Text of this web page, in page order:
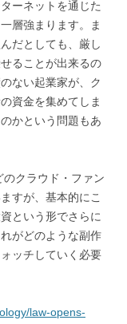
ーネットを通じた
層強まります。ま
だとしても、厳し
ることが出来るの
ない起業家が、ク
資金を集めてしま
かという問題もあ
クラウド・ファン
すが、基本的にこ
という形でさらに
がどのような副作
ッチしていく必要
law-opens-